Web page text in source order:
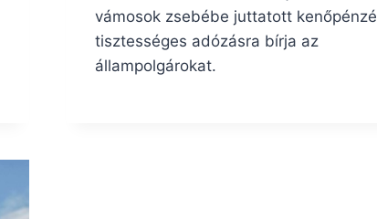
vámosok zsebébe juttatott
tisztességes adózásra bírja az
állampolgárokat.